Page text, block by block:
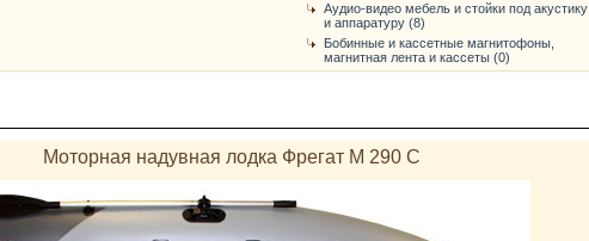
Аудио-видео мебель и стойки под акустику
и аппаратуру (8)
Бобинные и кассетные магнитофоны,
магнитная лента и кассеты (0)
Моторная надувная лодка Фрегат М 290 С